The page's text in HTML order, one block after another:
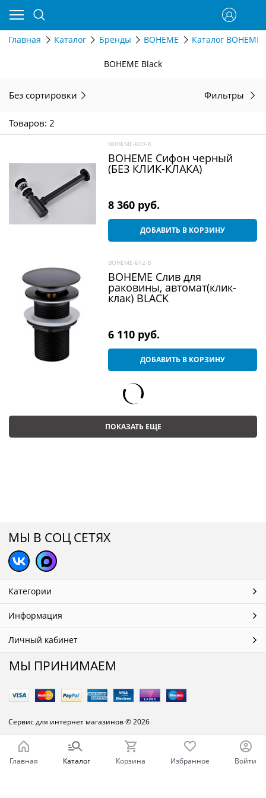
Главная Каталог Бренды BOHEME Каталог
BOHEME Black
Без сортировки Фильтры
Товаров: 2
BOHEME-609-B
BOHEME Сифон черный
(БЕЗ КЛИК-КЛАКА)
8 360 руб.
ДОБАВИТЬ В КОРЗИНУ
BOHEME-612-B
BOHEME Слив для
раковины, автомат(клик-
клак) BLACK
6 110 руб.
ДОБАВИТЬ В КОРЗИНУ
ПОКАЗАТЬ ЕЩЕ
МЫ В СОЦ СЕТЯХ
Категории
Информация
Личный кабинет
МЫ ПРИНИМАЕМ
Сервис для интернет магазинов© 2026
Главная Каталог Корзина Избранное Войти